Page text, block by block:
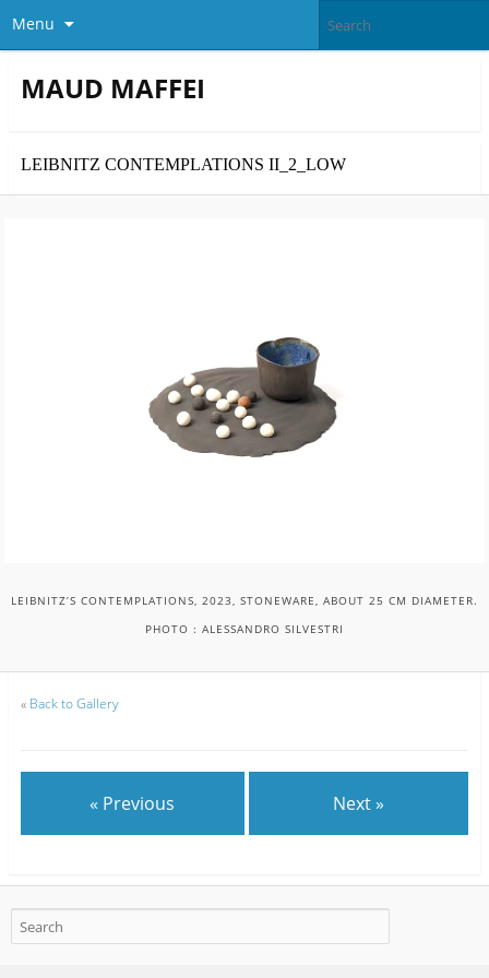
Menu
MAUD MAFFEI
LEIBNITZ CONTEMPLATIONS II_2_LOW
LEIBNITZ’S CONTEMPLATIONS, 2023, STONEWARE, ABOUT 25 CM DIAMETER.
PHOTO : ALESSANDRO SILVESTRI
« Back to Gallery
« Previous Next »